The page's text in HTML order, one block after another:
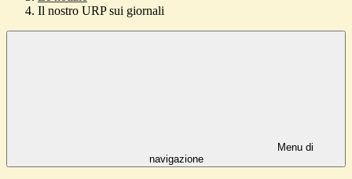
Il nostro URP sui giornali
Menu di
navigazione